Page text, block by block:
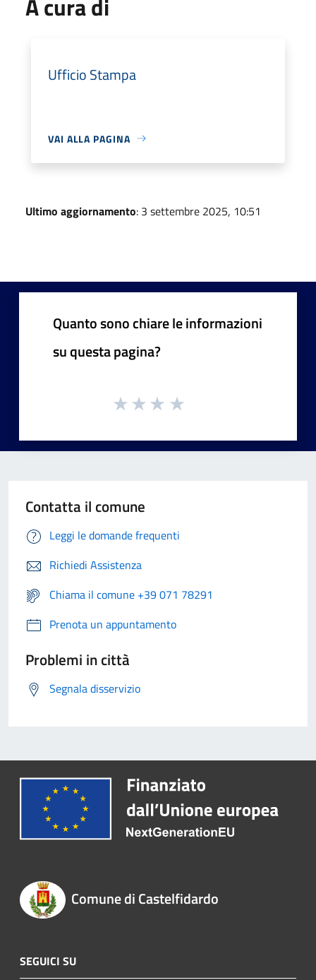
A cura di
Ufficio Stampa
VAI ALLA PAGINA
Ultimo aggiornamento: 3 settembre 2025, 10:51
Quanto sono chiare le informazioni
su questa pagina?
Contatta il comune
Leggi le domande frequenti
Richiedi Assistenza
Chiama il comune +39 071 78291
Prenota un appuntamento
Problemi in città
Segnala disservizio
Comune di Castelfidardo
SEGUICI SU